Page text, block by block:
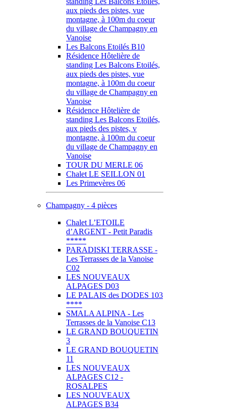
aux pieds des pistes, vue
montagne, à 100m du coeur
du village de Champagny en
Vanoise
Les Balcons Etoilés B10
Résidence Hôtelière de
standing Les Balcons Etoilés,
aux pieds des pistes, vue
montagne, à 100m du coeur
du village de Champagny en
Vanoise
Résidence Hôtelière de
standing Les Balcons Etoilés,
aux pieds des pistes, v
montagne, à 100m du coeur
du village de Champagny en
Vanoise
TOUR DU MERLE 06
Chalet LE SEILLON 01
Les Primevères 06
Champagny - 4 pièces
Chalet L’ETOILE
d’ARGENT - Petit Paradis
*****
PARADISKI TERRASSE -
Les Terrasses de la Vanoise
C02
LES NOUVEAUX
ALPAGES D03
LE PALAIS des DODES 103
****
SMALA ALPINA - Les
Terrasses de la Vanoise C13
LE GRAND BOUQUETIN
3
LE GRAND BOUQUETIN
11
LES NOUVEAUX
ALPAGES C12 -
ROSALPES
LES NOUVEAUX
ALPAGES B34